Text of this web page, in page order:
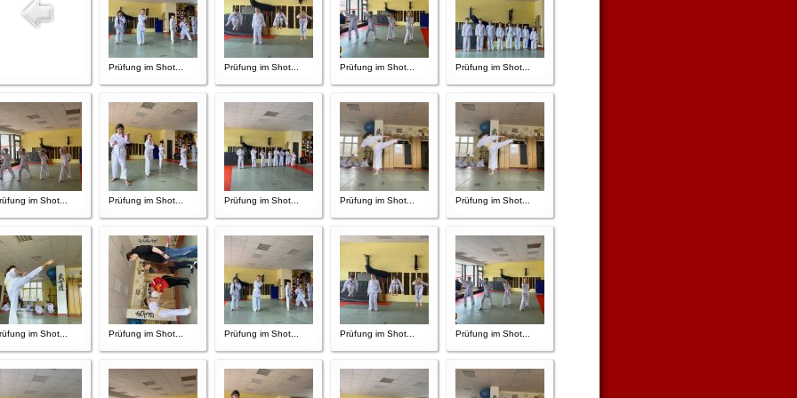
Prüfung im Shot... Prüfung im Shot... Prüfung im Shot... Prüfung im Shot...
im Shot... Prüfung im Shot... Prüfung im Shot... Prüfung im Shot... Prüfung im Shot...
im Shot... Prüfung im Shot... Prüfung im Shot... Prüfung im Shot... Prüfung im Shot...